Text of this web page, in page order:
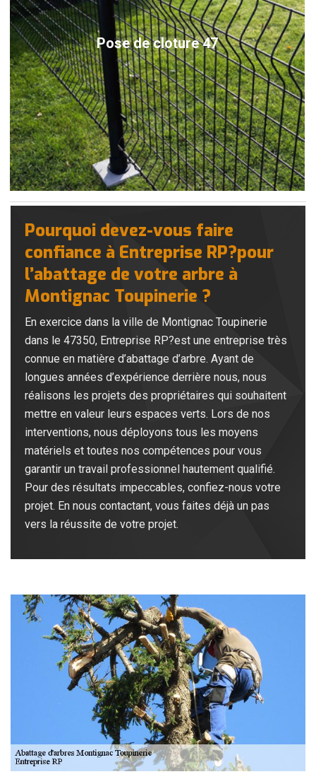
Pose de cloture 47
Pourquoi devez-vous faire
confiance à Entreprise RP?pour
l’abattage de votre arbre à
Montignac Toupinerie ?
En exercice dans la ville de Montignac Toupinerie
dans le 47350, Entreprise RP?est une entreprise très
connue en matière d’abattage d’arbre. Ayant de
longues années d’expérience derrière nous, nous
réalisons les projets des propriétaires qui souhaitent
mettre en valeur leurs espaces verts. Lors de nos
interventions, nous déployons tous les moyens
matériels et toutes nos compétences pour vous
garantir un travail professionnel hautement qualifié.
Pour des résultats impeccables, confiez-nous votre
projet. En nous contactant, vous faites déjà un pas
vers la réussite de votre projet.